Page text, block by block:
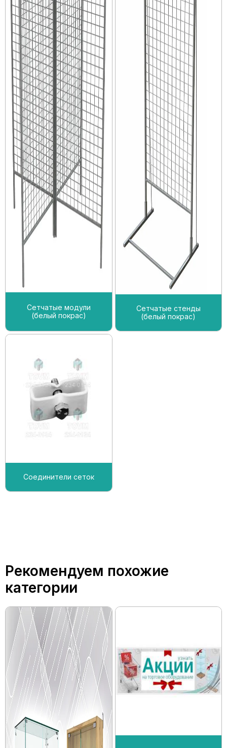
Сетчатые модули
(белый покрас)
Сетчатые стенды
(белый покрас)
Соединители сеток
Рекомендуем похожие
категории